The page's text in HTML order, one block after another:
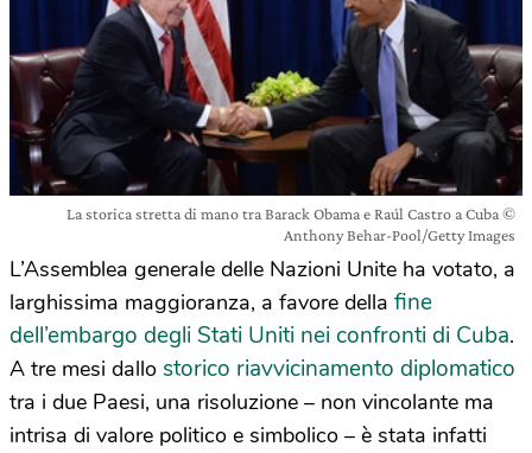
La storica stretta di mano tra Barack Obama e Raúl Castro a Cuba ©
Anthony Behar-Pool/Getty Images
L’Assemblea generale delle Nazioni Unite ha votato, a
larghissima maggioranza, a favore della fine
dell’embargo degli Stati Uniti nei confronti di Cuba.
A tre mesi dallo storico riavvicinamento diplomatico
tra i due Paesi, una risoluzione – non vincolante ma
intrisa di valore politico e simbolico – è stata infatti